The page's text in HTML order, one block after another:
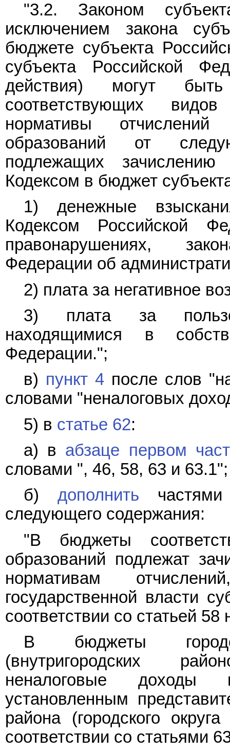
"3.2. Законом
исключением закона
бюджете субъекта
субъекта Российской
действия) могут
соответствующих
нормативы
образований от
подлежащих
Кодексом в бюджет
1) денежные
Кодексом Российской
правонарушениях,
Федерации об
2) плата за негативное
3) плата за
находящимися в
Федерации.";
в) пункт 4 после слов
словами "неналоговых
5) в статье 62:
а) в абзаце первом
словами ", 46, 58, 63 и 63.1";
б) дополнить частями
следующего содержания:
"В бюджеты
образований подлежат
нормативам
государственной власти
соответствии со статьей
В бюджеты
(внутригородских
неналоговые доходы
установленным
района (городского
соответствии со статьями